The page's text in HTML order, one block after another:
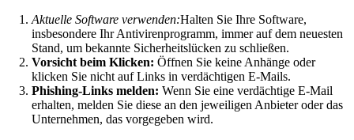
Aktuelle Software verwenden:Halten Sie Ihre Software,
insbesondere Ihr Antivirenprogramm, immer auf dem neuesten
Stand, um bekannte Sicherheitslücken zu schließen.
Vorsicht beim Klicken: Öffnen Sie keine Anhänge oder
klicken Sie nicht auf Links in verdächtigen E-Mails.
Phishing-Links melden: Wenn Sie eine verdächtige E-Mail
erhalten, melden Sie diese an den jeweiligen Anbieter oder das
Unternehmen, das vorgegeben wird.